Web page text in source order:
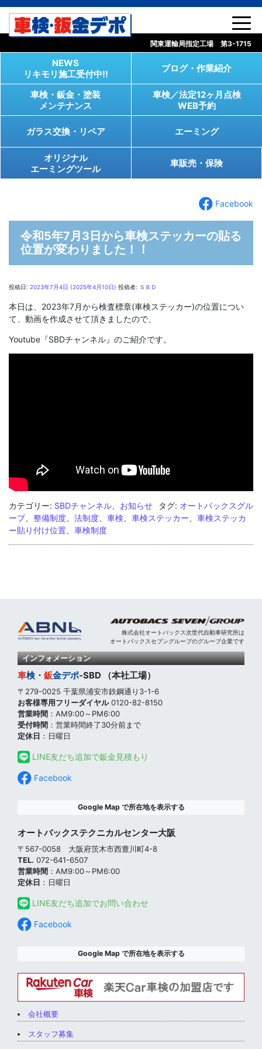
コンテンツへスキップ
関東運輸局指定工場 第3-1715
NEWS
リキモリ施工受付中!!
ブログ・作業紹介
車検・鈑金・塗装
メンテナンス
車検／法定12ヶ月点検
WEB予約
ガラス交換・リペア エーミング
オリジナル
エーミングツール
車販売・保険
Facebook
令和5年7月3日から車検ステッカーの貼る
位置が変わりました！！
投稿日: 2023年7月4日 (2025年4月10日) 投稿者: ＳＢＤ
本日は、2023年7月から検査標章(車検ステッカー)の位置につい
て、動画を作成させて頂きましたので、
Youtube『SBDチャンネル』のご紹介です。
カテゴリー: SBDチャンネル お知らせ タグ: オートバックスグル
ープ、 整備制度 法制度 車検 車検ステッカー
車検ステッカ
ー貼り付け位置
車検制度
株式会社オートバックス次世代自動車研究所は
オートバックスセブングループのグループ企業です
インフォメーション
車検・ 鈑金デポ-SBD （本社工場）
〒279-0025 千葉県浦安市鉄鋼通り3-1-6
お客様専用フリーダイヤル0120-82-8150
営業時間 ：AM9:00～PM6:00
受付時間 ：営業時間終了30分前まで
定休日 ：日曜日
LINE友だち追加で鈑金見積もり
Facebook
Google Map で所在地を表示する
オートバックステクニカルセンター大阪
〒567-0058 大阪府茨木市西豊川町4-8
TEL. 072-641-6507
営業時間 ：AM9:00～PM6:00
定休日 ：日曜日
LINE友だち追加でお問い合わせ
Facebook
Google Map で所在地を表示する
会社概要
スタッフ募集